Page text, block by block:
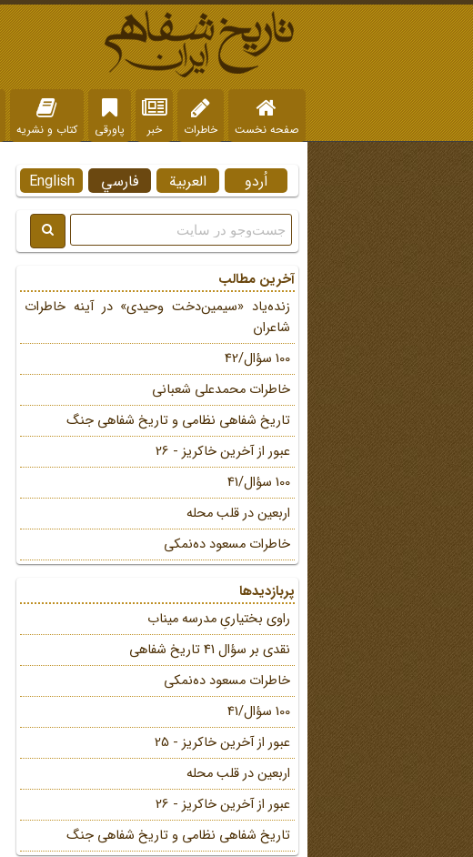
صفحه نخست خاطرات خبر پاورقی کتاب و نشریه
English فارسي العربية اُردو
آخرین مطالب
زنده‌یاد «سیمین‌دخت وحیدی» در آینه خاطرات
شاعران
100 سؤال/42
خاطرات محمد‌علی شعبانی
تاریخ شفاهی نظامی و تاریخ شفاهی جنگ
عبور از آخرین خاکریز - 26
100 سؤال/41
اربعین در قلب محله
خاطرات مسعود ده‌نمکی
پربازدیدها
راوی بختیاریِ مدرسه میناب
نقدی بر سؤال 41 تاریخ شفاهی
خاطرات مسعود ده‌نمکی
100 سؤال/41
عبور از آخرین خاکریز - 25
اربعین در قلب محله
عبور از آخرین خاکریز - 26
تاریخ شفاهی نظامی و تاریخ شفاهی جنگ